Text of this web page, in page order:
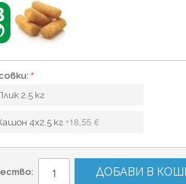
2.5 кг
4х2.5 кг+18,55 €
ДОБАВИ В